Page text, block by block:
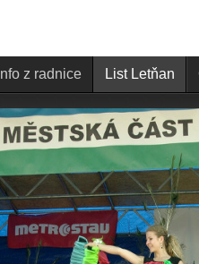
Info z radnice List Letňan